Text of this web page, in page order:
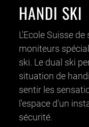
HANDI SKI
L'Ecole Suisse
moniteurs
ski. Le dual ski
situation de
sentir les
l'espace d'un
sécurité.